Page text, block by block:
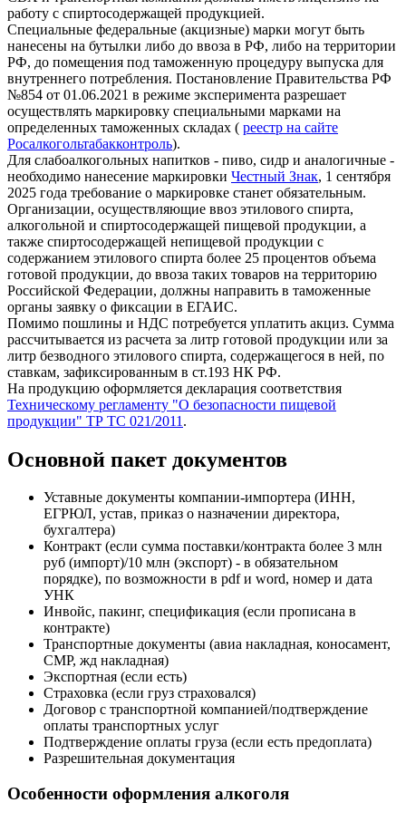
работу с спиртосодержащей продукцией.
Специальные федеральные (акцизные) марки могут быть
нанесены на бутылки либо до ввоза в РФ, либо на территории
РФ, до помещения под таможенную процедуру выпуска для
внутреннего потребления. Постановление Правительства РФ
№854 от 01.06.2021 в режиме эксперимента разрешает
осуществлять маркировку специальными марками на
определенных таможенных складах ( реестр на сайте
Росалкогольтабакконтроль).
Для слабоалкогольных напитков - пиво, сидр и аналогичные -
необходимо нанесение маркировки Честный Знак, 1 сентября
2025 года требование о маркировке станет обязательным.
Организации, осуществляющие ввоз этилового спирта,
алкогольной и спиртосодержащей пищевой продукции, а
также спиртосодержащей непищевой продукции с
содержанием этилового спирта более 25 процентов объема
готовой продукции, до ввоза таких товаров на территорию
Российской Федерации, должны направить в таможенные
органы заявку о фиксации в ЕГАИС.
Помимо пошлины и НДС потребуется уплатить акциз. Сумма
рассчитывается из расчета за литр готовой продукции или за
литр безводного этилового спирта, содержащегося в ней, по
ставкам, зафиксированным в ст.193 НК РФ.
На продукцию оформляется декларация соответствия
Техническому регламенту "О безопасности пищевой
продукции" ТР ТС 021/2011 .
Основной пакет документов
Уставные документы компании-импортера (ИНН,
ЕГРЮЛ, устав, приказ о назначении директора,
бухгалтера)
Контракт (если сумма поставки/контракта более 3 млн
руб (импорт)/10 млн (экспорт) - в обязательном
порядке), по возможности в pdf и word, номер и дата
УНК
Инвойс, пакинг, спецификация (если прописана в
контракте)
Транспортные документы (авиа накладная, коносамент,
СМР, жд накладная)
Экспортная (если есть)
Страховка (если груз страховался)
Договор с транспортной компанией/подтверждение
оплаты транспортных услуг
Подтверждение оплаты груза (если есть предоплата)
Разрешительная документация
Особенности оформления алкоголя